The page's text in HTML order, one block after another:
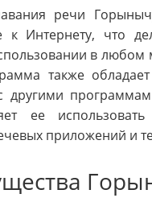
речи
к Интернету, что
в любом
также
другими
ее
приложений и